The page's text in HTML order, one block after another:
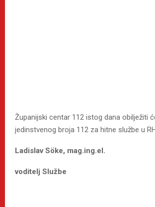
Županijski centar 112 istog dana obilježiti
jedinstvenog broja 112 za hitne službe u
Ladislav Söke, mag.ing.el.
voditelj Službe